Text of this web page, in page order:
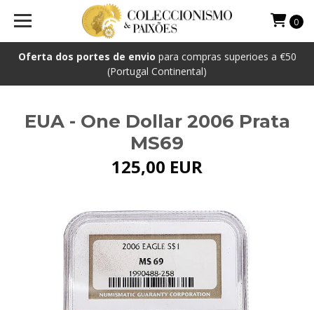
Oferta dos portes de envio para compras superioes a €50
(Portugal Continental)
0
EUA - One Dollar 2006 Prata
MS69
125,00 EUR